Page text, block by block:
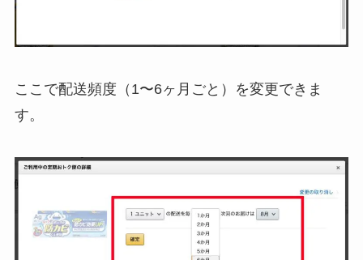
ここで配送頻度（1〜6ヶ月ごと）を変更できま
す。